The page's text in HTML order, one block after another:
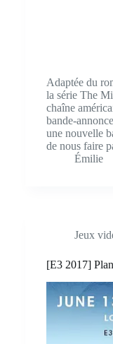
Adaptée du
la série The
chaîne
bande-
une nouvelle
de nous faire
Émilie
Jeux
[E3 2017]